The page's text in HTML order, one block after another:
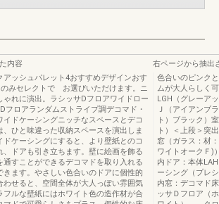
内容
アッシュパレット4おすすめデザインおす
みセレクトで お選びいただけます。ニ
ゃれに演出。ラシッサDフロアワイドロー
フロアランダムストライプ調デコマド・
イドケーシングニッチなスペースとデコ
、ひと味違った収納スペースを演出しま
ケーシングにすると、より壁紙とのコ
、ドアも引き立ちます。壁に絵画を飾る
通すことができるデコマドを取り入れる
きます。やさしい色合いのドアに個性的
わせると、空間全体が大人っぽい雰囲気
フルな壁紙にはホワイト色の造作材が合
右ページから抽出
色合いのピンク
ムが大人らしく
LGH（グレーア
Ｊ（アイアンブ
ト）ブラック）
ト）＜上段＞突
窓（ガラス：材
ワイトオークＦ
内ドア：本体
ーシング（プレ
内窓：デコマド
ッサＤフロア（